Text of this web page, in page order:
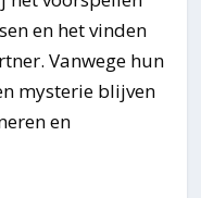
en het vinden
Vanwege hun
mysterie blijven
en